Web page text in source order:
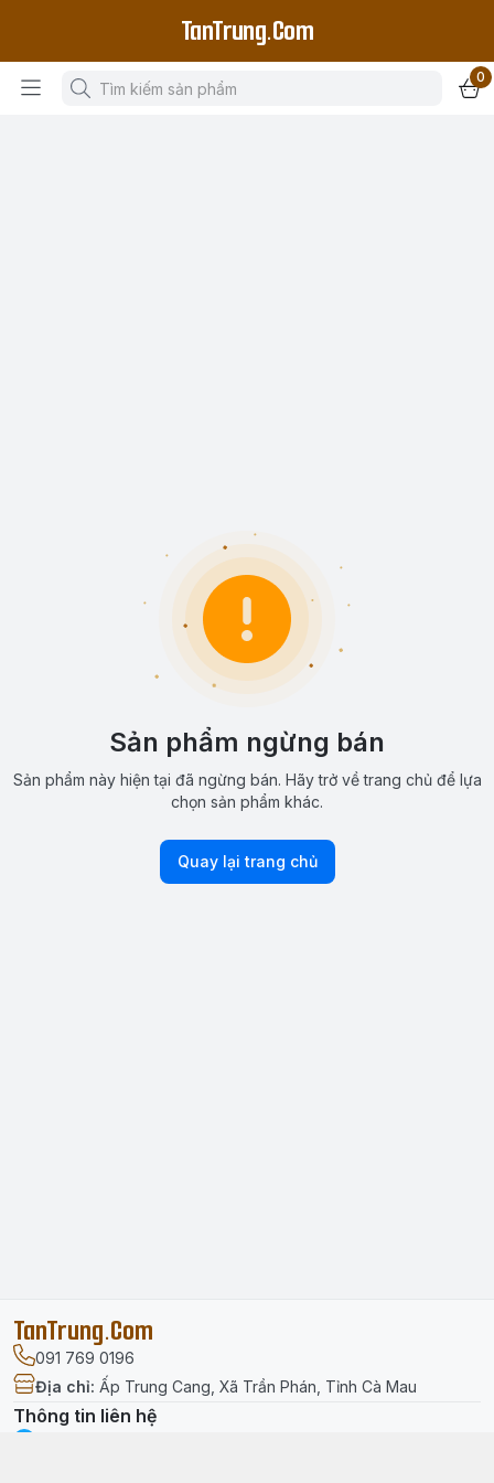
TanTrung.Com
0
Sản phẩm ngừng bán
Sản phẩm này hiện tại đã ngừng bán. Hãy trở về trang chủ để lựa
chọn sản phẩm khác.
Quay lại trang chủ
TanTrung.Com
091 769 0196
Địa chỉ: Ấp Trung Cang, Xã Trần Phán, Tỉnh Cà Mau
Thông tin liên hệ